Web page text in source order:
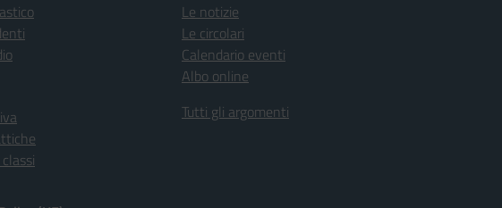
Le notizie
Le circolari
Calendario eventi
Albo online
Tutti gli argomenti